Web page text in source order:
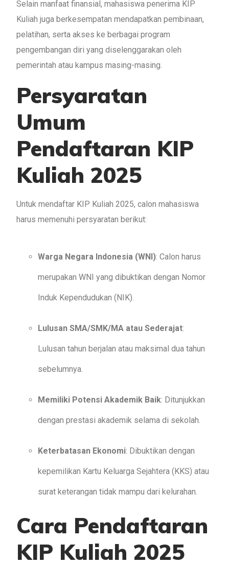
Selain manfaat finansial, mahasiswa penerima KIP
Kuliah juga berkesempatan mendapatkan pembinaan,
pelatihan, serta akses ke berbagai program
pengembangan diri yang diselenggarakan oleh
pemerintah atau kampus masing-masing.
Persyaratan
Umum
Pendaftaran KIP
Kuliah 2025
Untuk mendaftar KIP Kuliah 2025, calon mahasiswa
harus memenuhi persyaratan berikut:
Warga Negara Indonesia (WNI): Calon harus
merupakan WNI yang dibuktikan dengan Nomor
Induk Kependudukan (NIK).
Lulusan SMA/SMK/MA atau Sederajat:
Lulusan tahun berjalan atau maksimal dua tahun
sebelumnya.
Memiliki Potensi Akademik Baik: Ditunjukkan
dengan prestasi akademik selama di sekolah.
Keterbatasan Ekonomi: Dibuktikan dengan
kepemilikan Kartu Keluarga Sejahtera (KKS) atau
surat keterangan tidak mampu dari kelurahan.
Cara Pendaftaran
KIP Kuliah 2025